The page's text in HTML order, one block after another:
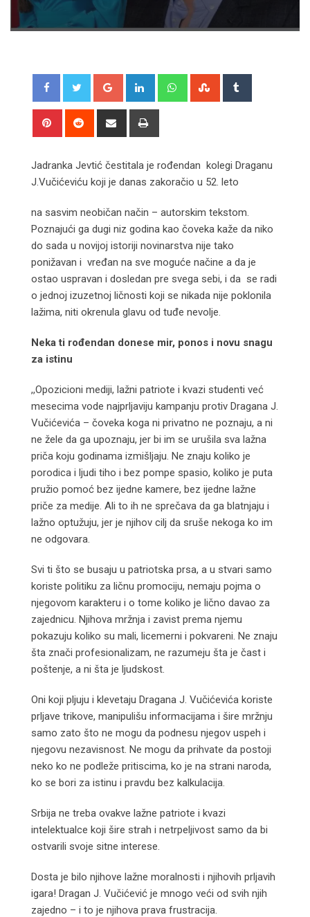
Google+ LinkedIn WhatsappStumbleUpon
Pinterest Reddit
Share
Jadranka Jevtić čestitala je rođendan kolegi Draganu
J.Vučićeviću koji je danas zakoračio u 52. leto
na sasvim neobičan način – autorskim tekstom.
Poznajući ga dugi niz godina kao čoveka kaže da niko
do sada u novijoj istoriji novinarstva nije tako
ponižavan i vređan na sve moguće načine a da je
ostao uspravan i dosledan pre svega sebi, i da se radi
o jednoj izuzetnoj ličnosti koji se nikada nije poklonila
lažima, niti okrenula glavu od tuđe nevolje.
Neka ti rođendan donese mir, ponos i novu snagu
za istinu
,,Opozicioni mediji, lažni patriote i kvazi studenti već
mesecima vode najprljaviju kampanju protiv Dragana J.
Vučićevića – čoveka koga ni privatno ne poznaju, a ni
ne žele da ga upoznaju, jer bi im se urušila sva lažna
priča koju godinama izmišljaju. Ne znaju koliko je
porodica i ljudi tiho i bez pompe spasio, koliko je puta
pružio pomoć bez ijedne kamere, bez ijedne lažne
priče za medije. Ali to ih ne sprečava da ga blatnjaju i
lažno optužuju, jer je njihov cilj da sruše nekoga ko im
ne odgovara.
Svi ti što se busaju u patriotska prsa, a u stvari samo
koriste politiku za ličnu promociju, nemaju pojma o
njegovom karakteru i o tome koliko je lično davao za
zajednicu. Njihova mržnja i zavist prema njemu
pokazuju koliko su mali, licemerni i pokvareni. Ne znaju
šta znači profesionalizam, ne razumeju šta je čast i
poštenje, a ni šta je ljudskost.
Oni koji pljuju i klevetaju Dragana J. Vučićevića koriste
prljave trikove, manipulišu informacijama i šire mržnju
samo zato što ne mogu da podnesu njegov uspeh i
njegovu nezavisnost. Ne mogu da prihvate da postoji
neko ko ne podleže pritiscima, ko je na strani naroda,
ko se bori za istinu i pravdu bez kalkulacija.
Srbija ne treba ovakve lažne patriote i kvazi
intelektualce koji šire strah i netrpeljivost samo da bi
ostvarili svoje sitne interese.
Dosta je bilo njihove lažne moralnosti i njihovih prljavih
igara! Dragan J. Vučićević je mnogo veći od svih njih
zajedno – i to je njihova prava frustracija.